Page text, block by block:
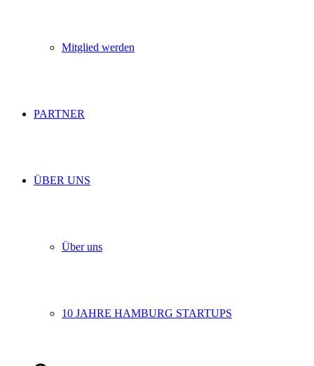
Mitglied werden
PARTNER
ÜBER UNS
Über uns
10 JAHRE HAMBURG STARTUPS